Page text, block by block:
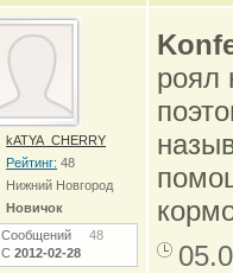
kATYA_CHERRY
Рейтинг: 48
Нижний Новгород
Новичок
Сообщений 48
С 2012-02-28
роял